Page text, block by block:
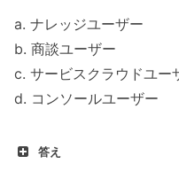
a. ナレッジユーザー
b. 商談ユーザー
c. サービスクラウドユー
d. コンソールユーザー
答え